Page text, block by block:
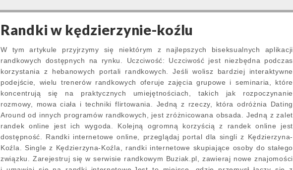
Randki w kędzierzynie-koźlu
W tym artykule przyjrzymy się niektórym z najlepszych biseksualnych aplikacji
randkowych dostępnych na rynku. Uczciwość: Uczciwość jest niezbędna podczas
korzystania z hebanowych portali randkowych. Jeśli wolisz bardziej interaktywne
podejście, wielu trenerów randkowych oferuje zajęcia grupowe i seminaria, które
koncentrują się na praktycznych umiejętnościach, takich jak rozpoczynanie
rozmowy, mowa ciała i techniki flirtowania. Jedną z rzeczy, która odróżnia Dating
Around od innych programów randkowych, jest zróżnicowana obsada. Jedną z zalet
randek online jest ich wygoda. Kolejną ogromną korzyścią z randek online jest
dostępność. Randki internetowe online, przeglądaj portal dla singli z Kędzierzyna-
Koźla. Single z Kędzierzyna-Koźla, randki internetowe skupiające osoby do stałego
związku. Zarejestruj się w serwisie randkowym Buziak.pl, zawieraj nowe znajomości